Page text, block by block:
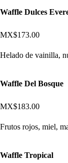
Waffle Dulces
MX$173.00
Helado de vainilla,
Waffle Del Bosque
MX$183.00
Frutos rojos, miel,
Waffle Tropical